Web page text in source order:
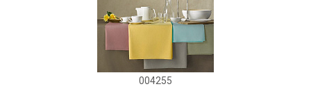
004255